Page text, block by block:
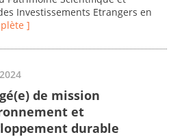
Investissements Etrangers en
]
de mission
et
durable